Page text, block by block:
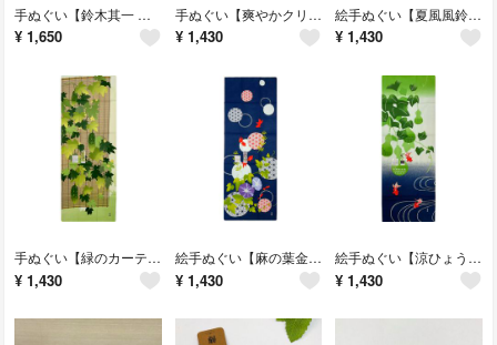
手ぬぐい【鈴木其一 蓮に金魚図】濱文様 夏ディスプレイ 夏壁飾り 涼しげ 新品
¥ 1,650
手ぬぐい【爽やかクリームソーダ】濱文様 夏ディスプレイ 夏タペストリー 新品
¥ 1,430
絵手ぬぐい【夏風風鈴】濱文様 夏壁飾り 額飾り 夏のれん ディスプレイ 新品
¥ 1,430
手ぬぐい【緑のカーテン】夏ディスプレイ ゴーヤ のれん 壁飾り 和柄 新品
¥ 1,430
絵手ぬぐい【麻の葉金魚】濱文様 夏ディスプレイ 壁飾り 額飾り 夏のれん 新品
¥ 1,430
絵手ぬぐい【涼ひょうたん】濱文様 夏ウォールデコ 壁飾り 額飾り のれん 新品
¥ 1,430